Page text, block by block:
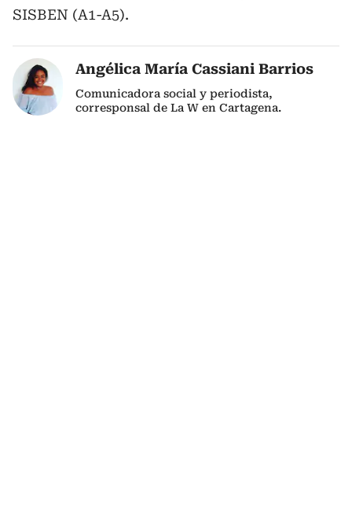
SISBEN (A1-A5).
Angélica María Cassiani Barrios
Comunicadora social y periodista,
corresponsal de La W en Cartagena.